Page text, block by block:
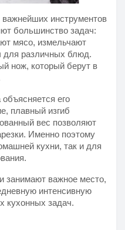
инструментов
большинство задач:
мясо, измельчают
для различных блюд.
нож, который берут в
его
плавный изгиб
вес позволяют
Именно поэтому
кухни, так и для
занимают важное место,
интенсивную
кухонных задач.